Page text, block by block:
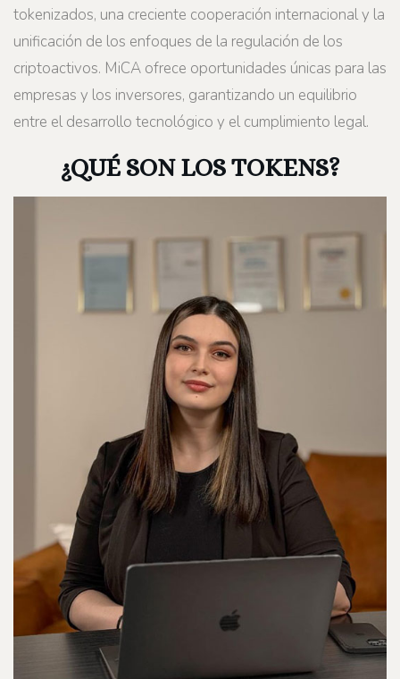
tokenizados, una creciente cooperación internacional y la
unificación de los enfoques de la regulación de los
criptoactivos. MiCA ofrece oportunidades únicas para las
empresas y los inversores, garantizando un equilibrio
entre el desarrollo tecnológico y el cumplimiento legal.
¿QUÉ SON LOS TOKENS?